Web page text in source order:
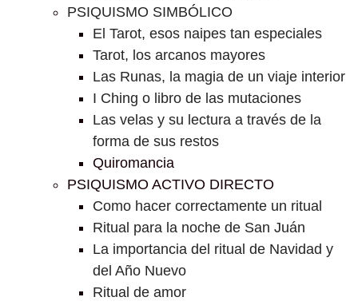
PSIQUISMO SIMBÓLICO
El Tarot, esos naipes tan especiales
Tarot, los arcanos mayores
Las Runas, la magia de un viaje interior
I Ching o libro de las mutaciones
Las velas y su lectura a través de la
forma de sus restos
Quiromancia
PSIQUISMO ACTIVO DIRECTO
Como hacer correctamente un ritual
Ritual para la noche de San Juán
La importancia del ritual de Navidad y
del Año Nuevo
Ritual de amor